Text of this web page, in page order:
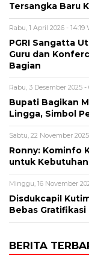
Tersangka Baru
Rabu, 1 April 2026 - 14:19
PGRI Sangatta
Guru dan
Bagian
Rabu, 3 Desember 2025 -
Bupati Bagikan
Lingga, Simbol
Sabtu, 22 November
Ronny: Kominfo
untuk
Minggu, 16 November
Disdukcapil
Bebas
BERITA